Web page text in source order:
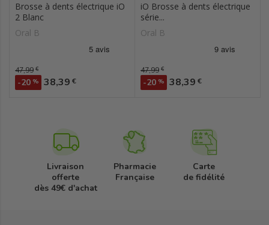
Brosse à dents électrique iO
2 Blanc
Oral B
Prix de base
47,99 €
-20 % Prix
38,39 €
iO Brosse à dents électrique
série...
Oral B
Prix de base
47,99 €
-20 % Prix
38,39 €
Livraison
offerte
dès 49€ d'achat
Pharmacie
Française
Carte
de fidélité